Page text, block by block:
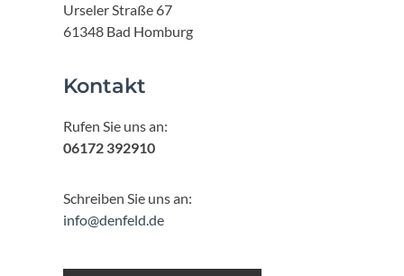
Urseler Straße 67
61348 Bad Homburg
Kontakt
Rufen Sie uns an:
06172 392910
Schreiben Sie uns an:
info@denfeld.de